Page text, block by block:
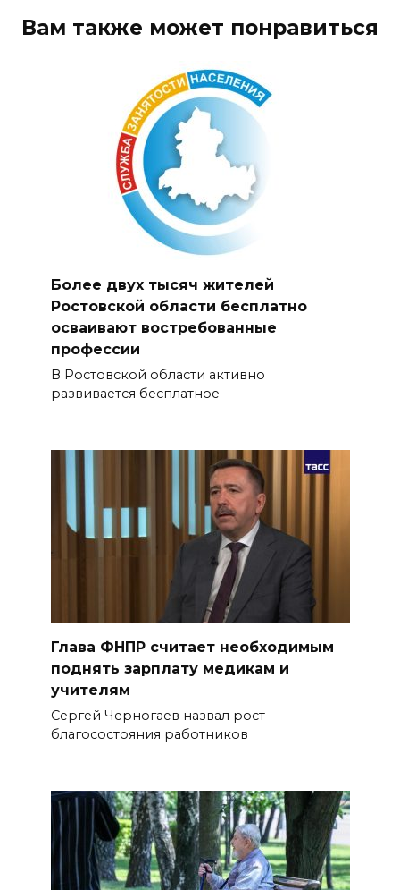
Вам также может понравиться
Более двух тысяч жителей
Ростовской области бесплатно
осваивают востребованные
профессии
В Ростовской области активно
развивается бесплатное
Глава ФНПР считает необходимым
поднять зарплату медикам и
учителям
Сергей Черногаев назвал рост
благосостояния работников